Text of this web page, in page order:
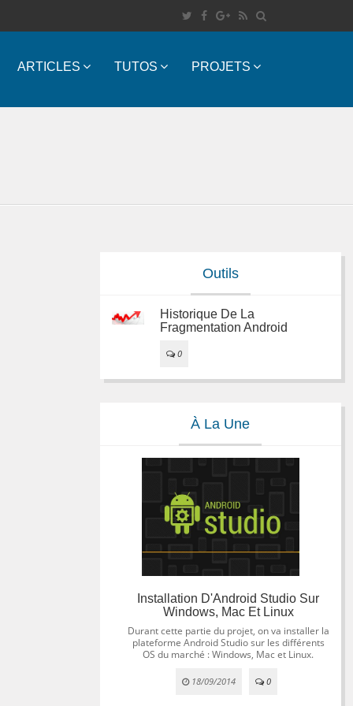
ARTICLES TUTOS PROJETS
Outils
Historique De La
Fragmentation Android
0
À La Une
Installation D'Android Studio Sur
Windows, Mac Et Linux
Durant cette partie du projet, on va installer la
plateforme Android Studio sur les différents
OS du marché : Windows, Mac et Linux.
18/09/2014 0